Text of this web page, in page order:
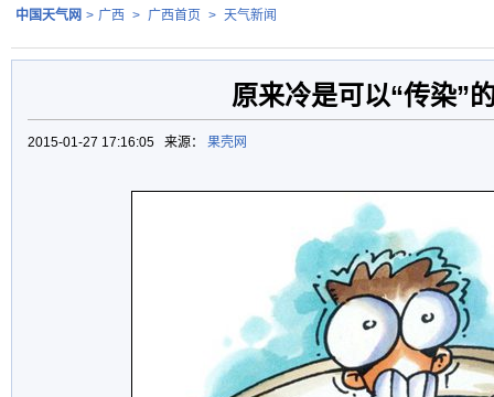
中国天气网 > 广西 > 广西首页 > 天气新闻
原来冷是可以“传染”
2015-01-27 17:16:05 来源： 果壳网